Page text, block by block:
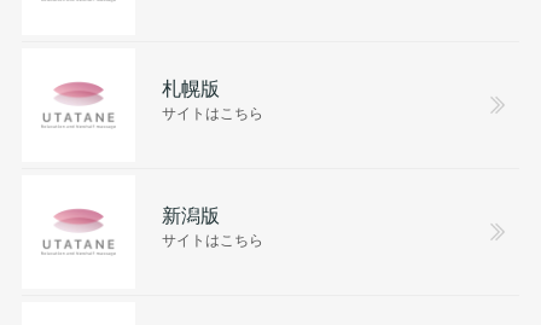
札幌版
サイトはこちら
新潟版
サイトはこちら